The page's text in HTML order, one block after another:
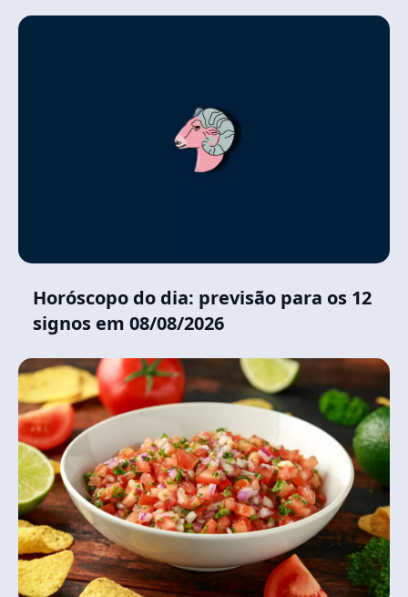
Horóscopo do dia: previsão para os 12
signos em 08/08/2026